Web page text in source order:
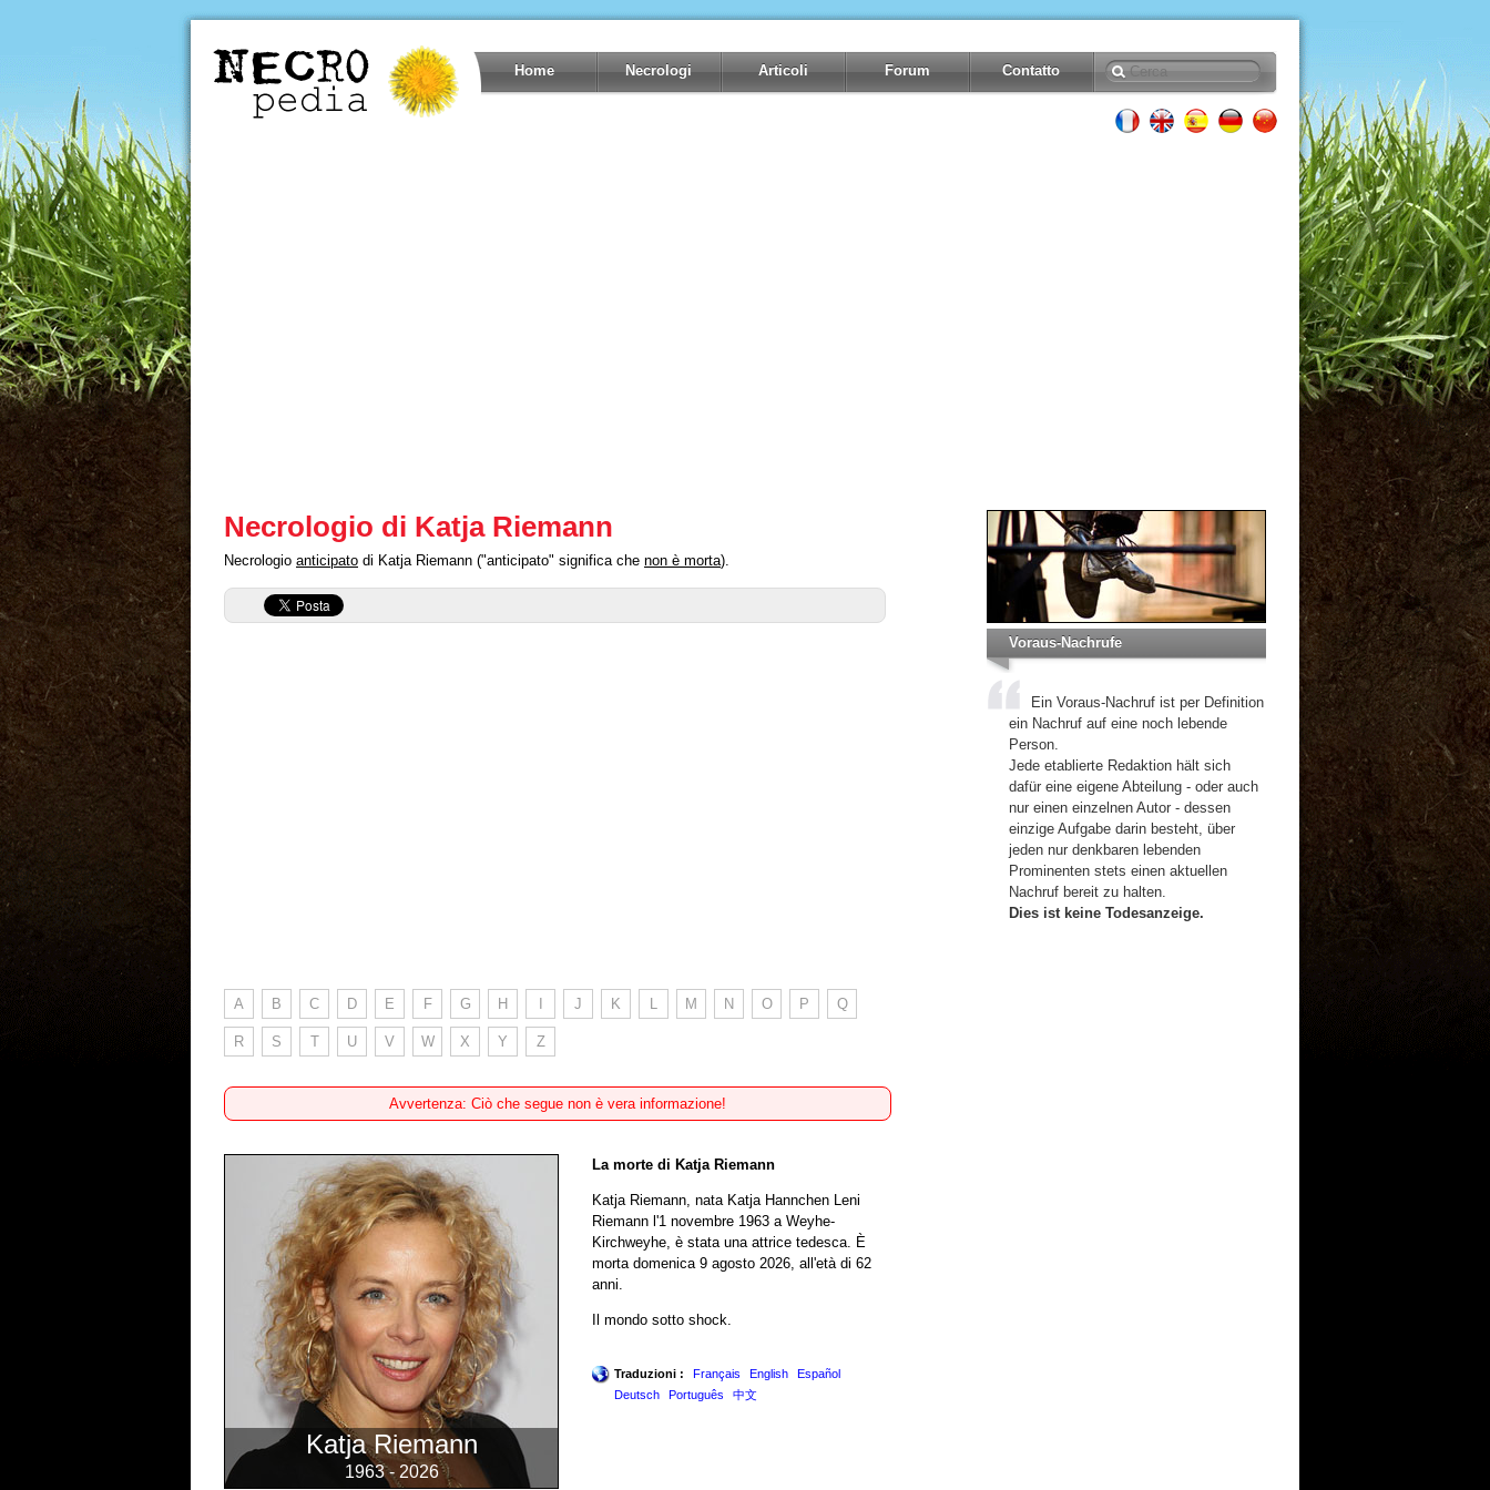
Home Necrologi Articoli Forum Contatto
Necrologio di Katja Riemann
Necrologio anticipato di Katja Riemann ("anticipato" significa che non è morta).
A B C D E F G H J K L M N O P Q
R S T U V W X Y Z
Avvertenza: Ciò che segue non è vera informazione!
Katja Riemann
1963 - 2026
La morte di Katja Riemann
Katja Riemann, nata Katja Hannchen Leni
Riemann l'1 novembre 1963 a Weyhe-
Kirchweyhe, è stata una attrice tedesca. È
morta domenica 9 agosto 2026, all'età di 62
anni.
Il mondo sotto shock.
Traduzioni : Français English
Español
Deutsch
Português 中文
Voraus-Nachrufe
Ein Voraus-Nachruf ist per Definition
ein Nachruf auf eine noch lebende
Person.
Jede etablierte Redaktion hält sich
dafür eine eigene Abteilung - oder auch
nur einen einzelnen Autor - dessen
einzige Aufgabe darin besteht, über
jeden nur denkbaren lebenden
Prominenten stets einen aktuellen
Nachruf bereit zu halten.
Dies ist keine Todesanzeige.